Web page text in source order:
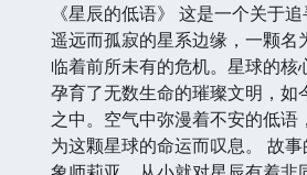
《星辰的低语》 这是一个关于
遥远而孤寂的星系边缘，一颗名
临着前所未有的危机。星球的核
孕育了无数生命的璀璨文明，如
之中。空气中弥漫着不安的低语
为这颗星球的命运而叹息。 故